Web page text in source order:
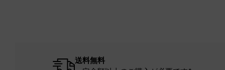
送料無料